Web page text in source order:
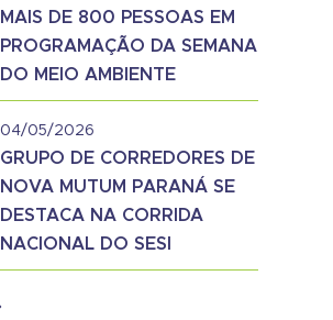
MAIS DE 800 PESSOAS EM
PROGRAMAÇÃO DA SEMANA
DO MEIO AMBIENTE
04/05/2026
GRUPO DE CORREDORES DE
NOVA MUTUM PARANÁ SE
DESTACA NA CORRIDA
NACIONAL DO SESI